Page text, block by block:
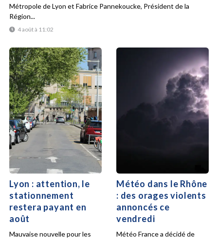
4 août à 11:02
Métropole de Lyon et Fabrice Pannekoucke, Président de la
Région...
Lyon : attention, le
stationnement
restera payant en
août
Mauvaise nouvelle pour les
Météo dans le Rhône
: des orages violents
annoncés ce
vendredi
Météo France a décidé de